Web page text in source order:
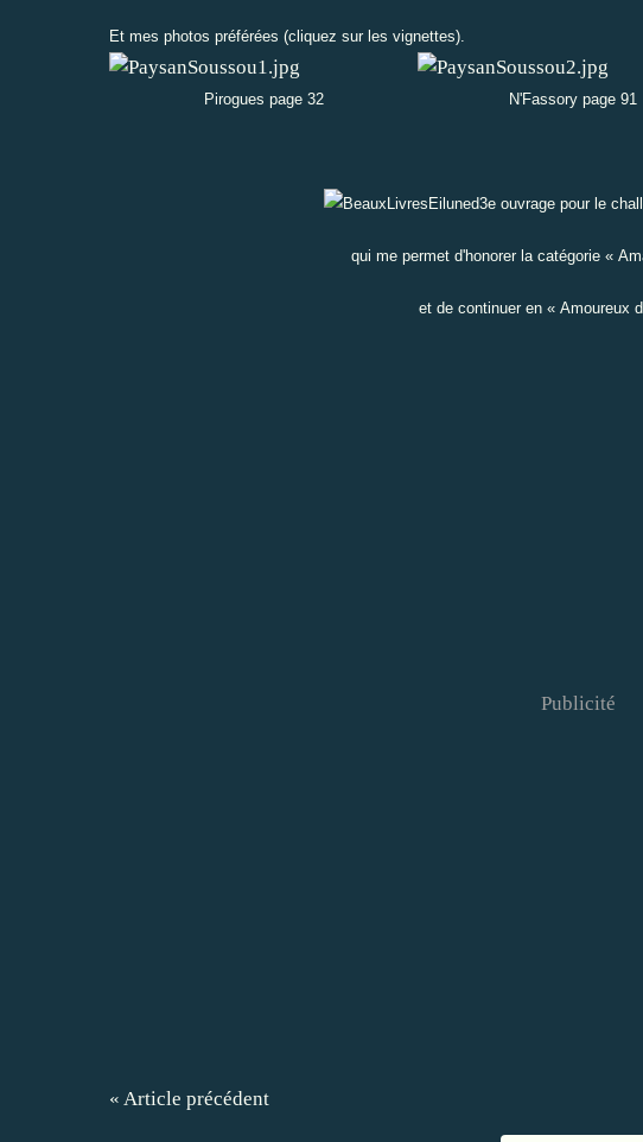
Et mes photos préférées (cliquez sur les vignettes).
Pirogues page 32 N'Fassory page 91
3e ouvrage pour le
qui me permet d'honorer la catégorie «
et de continuer en « Amoureux
Publicité
« Article précédent